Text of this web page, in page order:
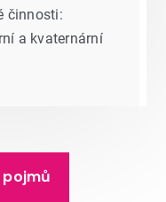
činnosti:
a kvaternární